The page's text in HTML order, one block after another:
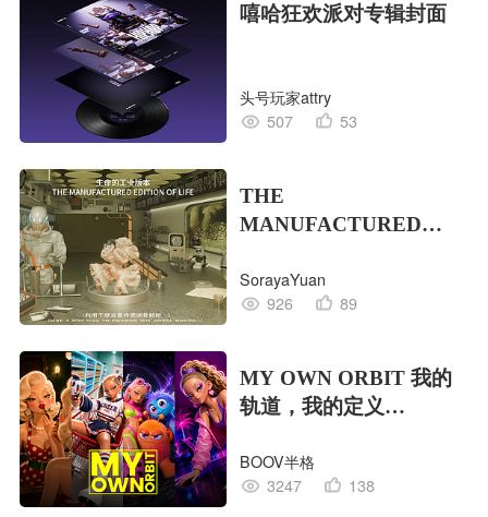
嘻哈狂欢派对专辑封面
头号玩家attry
507
53
THE
MANUFACTURED
的工业版本
SorayaYuan
926
89
MY OWN ORBIT 我的
轨道，我的定义
对
BOOV半格
3247
138